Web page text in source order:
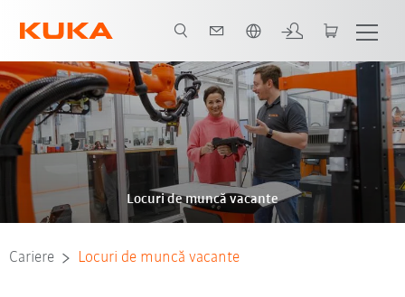
Locuri de muncă vacante
Cariere Locuri de muncă vacante